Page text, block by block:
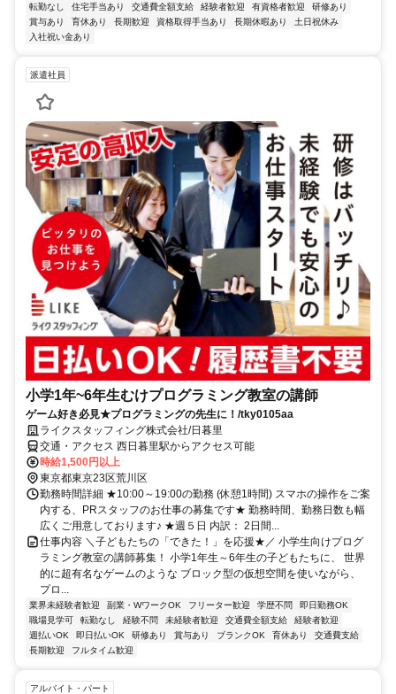
転勤なし
住宅手当あり 交通費全額支給 経験者歓迎 有資格者歓迎
研修あり
賞与あり
育休あり 長期歓迎 資格取得手当あり 長期休暇あり
土日祝休み
入社祝い金あり
派遣社員
小学1年~6年生むけプログラミング教室の講師
ゲーム好き必見★プログラミングの先生に！/tky0105aa
ライクスタッフィング株式会社/日暮里
交通・アクセス 西日暮里駅からアクセス可能
時給1,500円以上
東京都東京23区荒川区
勤務時間詳細 ★10:00～19:00の勤務 (休憩1時間) スマホの操作をご案
内する、PRスタッフのお仕事の募集です★ 勤務時間、勤務日数も幅
広くご用意しております♪ ★週５日 内訳： 2日間...
仕事内容 ＼子どもたちの「できた！」を応援★／ 小学生向けプログ
ラミング教室の講師募集！ 小学1年生～6年生の子どもたちに、 世界
的に超有名なゲームのような ブロック型の仮想空間を使いながら、
プロ...
業界未経験者歓迎 副業・WワークOK フリーター歓迎 学歴不問
即日勤務OK
職場見学可
転勤なし 経験不問 未経験者歓迎 交通費全額支給
経験者歓迎
週払いOK
即日払いOK 研修あり 賞与あり ブランクOK 育休あり
交通費支給
長期歓迎
フルタイム歓迎
アルバイト・パート